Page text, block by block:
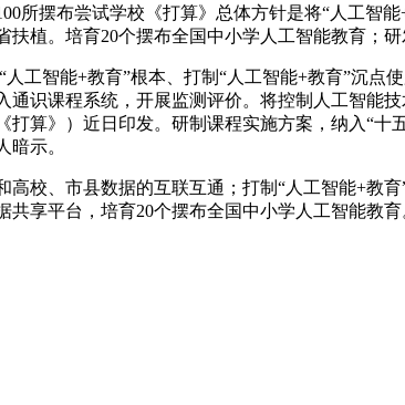
所摆布尝试学校《打算》总体方针是将“人工智
植。培育20个摆布全国中小学人工智能教育；
智能+教育”根本、打制“人工智能+教育”沉点
通识课程系统，开展监测评价。将控制人工智能
打算》）近日印发。研制课程实施方案，纳入“
暗示。
、市县数据的互联互通；打制“人工智能+教育
享平台，培育20个摆布全国中小学人工智能教育